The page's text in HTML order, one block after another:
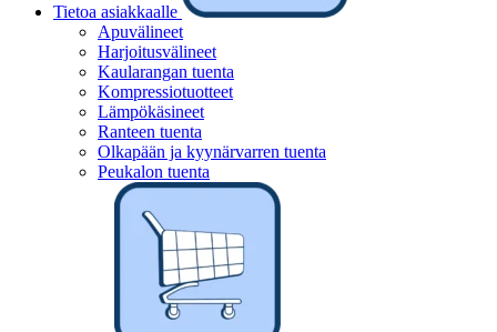
Tietoa asiakkaalle
Apuvälineet
Harjoitusvälineet
Kaularangan tuenta
Kompressiotuotteet
Lämpökäsineet
Ranteen tuenta
Olkapään ja kyynärvarren tuenta
Peukalon tuenta